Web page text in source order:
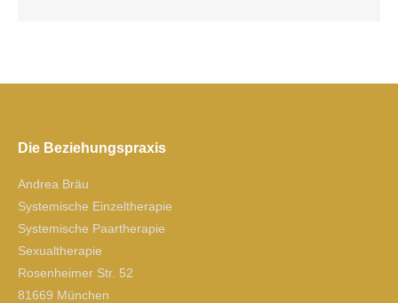
Die Beziehungspraxis
Andrea Bräu
Systemische Einzeltherapie
Systemische Paartherapie
Sexualtherapie
Rosenheimer Str. 52
81669 München